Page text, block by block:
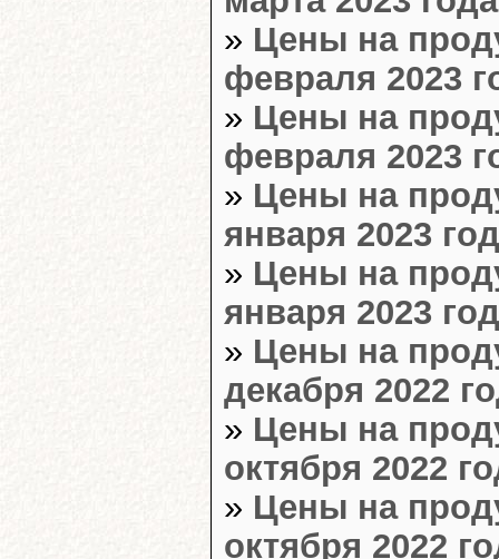
» Цены на
февраля 2023
» Цены на
февраля 2023
» Цены на
января 2023
» Цены на
января 2023
» Цены на
декабря 2022
» Цены на
октября 2022
» Цены на
октября 2022